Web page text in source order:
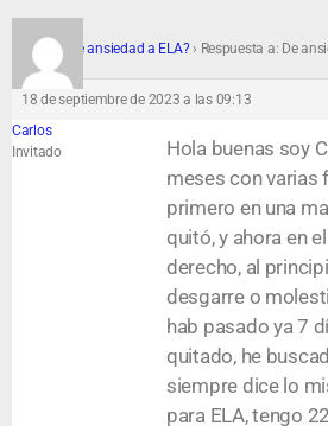
Foro › De ansiedad a ELA?› Respuesta a: De
18 de septiembre de 2023 a las 09:13
Carlos
Invitado
Hola buenas soy
meses con varias
primero en una
quitó, y ahora en
derecho, al
desgarre o
hab pasado ya 7
quitado, he
siempre dice lo
para ELA, tengo